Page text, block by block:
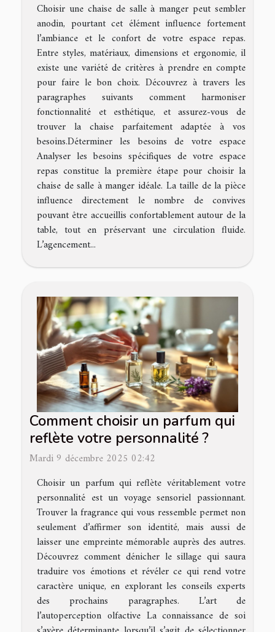
Choisir une chaise de salle à manger peut sembler
anodin, pourtant cet élément influence fortement
l’ambiance et le confort de votre espace repas.
Entre styles, matériaux, dimensions et ergonomie, il
existe une variété de critères à prendre en compte
pour faire le bon choix. Découvrez à travers les
paragraphes suivants comment harmoniser
fonctionnalité et esthétique, et assurez-vous de
trouver la chaise parfaitement adaptée à vos
besoins.Déterminer les besoins de votre espace
Analyser les besoins spécifiques de votre espace
repas constitue la première étape pour choisir la
chaise de salle à manger idéale. La taille de la pièce
influence directement le nombre de convives
pouvant être accueillis confortablement autour de la
table, tout en préservant une circulation fluide.
L’agencement...
Comment choisir un parfum qui
reflète votre personnalité ?
Mardi 9 décembre 2025 02:42
Choisir un parfum qui reflète véritablement votre
personnalité est un voyage sensoriel passionnant.
Trouver la fragrance qui vous ressemble permet non
seulement d’affirmer son identité, mais aussi de
laisser une empreinte mémorable auprès des autres.
Découvrez comment dénicher le sillage qui saura
traduire vos émotions et révéler ce qui rend votre
caractère unique, en explorant les conseils experts
des prochains paragraphes. L’art de
l’autoperception olfactive La connaissance de soi